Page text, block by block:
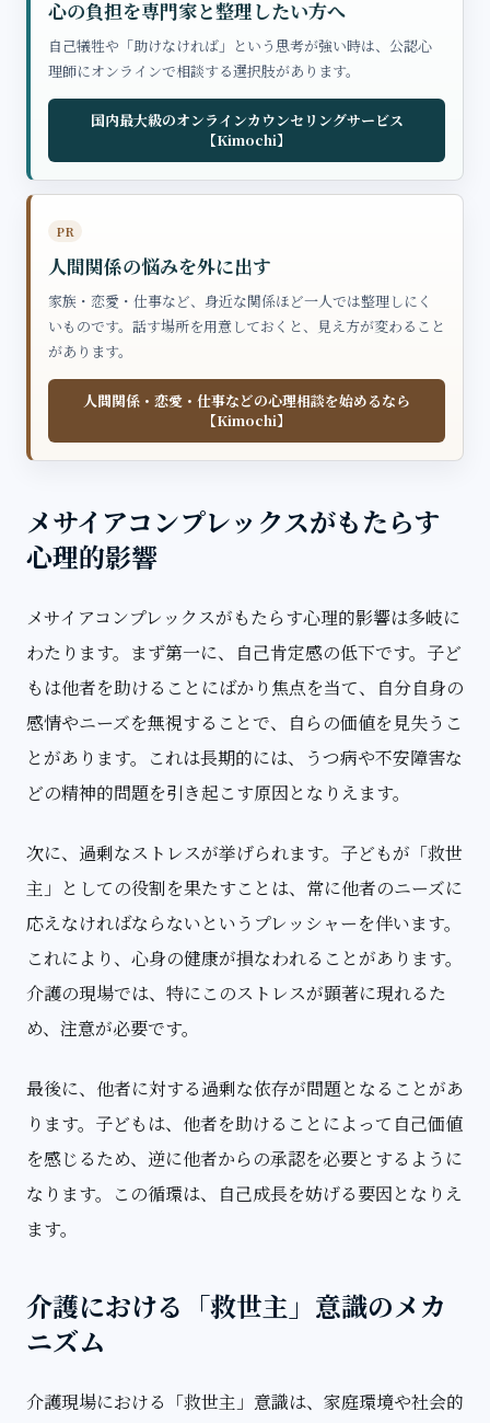
心の負担を専門家と整理したい方へ
自己犠牲や「助けなければ」という思考が強い時は、公認心
理師にオンラインで相談する選択肢があります。
国内最大級のオンラインカウンセリングサービス
【Kimochi】
PR
人間関係の悩みを外に出す
家族・恋愛・仕事など、身近な関係ほど一人では整理しにく
いものです。話す場所を用意しておくと、見え方が変わること
があります。
人間関係・恋愛・仕事などの心理相談を始めるなら
【Kimochi】
メサイアコンプレックスがもたらす
心理的影響
メサイアコンプレックスがもたらす心理的影響は多岐に
わたります。まず第一に、自己肯定感の低下です。子ど
もは他者を助けることにばかり焦点を当て、自分自身の
感情やニーズを無視することで、自らの価値を見失うこ
とがあります。これは長期的には、うつ病や不安障害な
どの精神的問題を引き起こす原因となりえます。
次に、過剰なストレスが挙げられます。子どもが「救世
主」としての役割を果たすことは、常に他者のニーズに
応えなければならないというプレッシャーを伴います。
これにより、心身の健康が損なわれることがあります。
介護の現場では、特にこのストレスが顕著に現れるた
め、注意が必要です。
最後に、他者に対する過剰な依存が問題となることがあ
ります。子どもは、他者を助けることによって自己価値
を感じるため、逆に他者からの承認を必要とするように
なります。この循環は、自己成長を妨げる要因となりえ
ます。
介護における「救世主」意識のメカ
ニズム
介護現場における「救世主」意識は、家庭環境や社会的